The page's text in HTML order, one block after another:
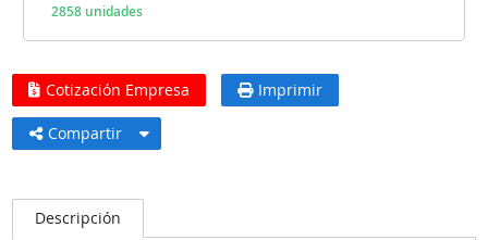
2858 unidades
Cotización Empresa Imprimir
Compartir
Descripción